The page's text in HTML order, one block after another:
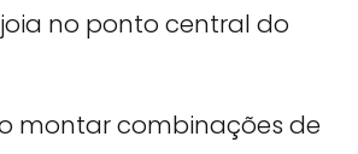
no ponto central do
montar combinações de